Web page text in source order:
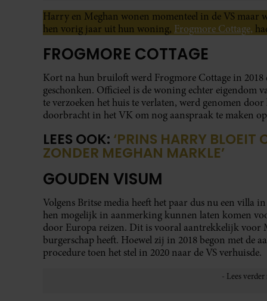
Harry en Meghan wonen momenteel in de VS maar
hen vorig jaar uit hun woning, Frogmore Cottage,
FROGMORE COTTAGE
Kort na hun bruiloft werd Frogmore Cottage in
geschonken. Officieel is de woning echter eigendom
te verzoeken het huis te verlaten, werd genomen
doorbracht in het VK om nog aanspraak te maken
LEES OOK: ‘PRINS HARRY BLOEIT
ZONDER MEGHAN MARKLE’
GOUDEN VISUM
Volgens Britse media heeft het paar dus nu een villa
hen mogelijk in aanmerking kunnen laten komen
door Europa reizen. Dit is vooral aantrekkelijk voor
burgerschap heeft. Hoewel zij in 2018 begon met de
procedure toen het stel in 2020 naar de VS verhuisde.